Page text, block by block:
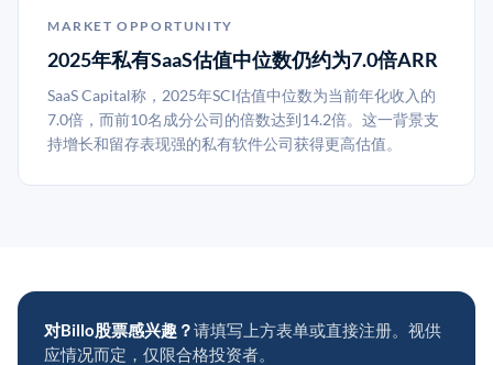
MARKET OPPORTUNITY
2025年私有SaaS估值中位数仍约为7.0倍ARR
SaaS Capital称，2025年SCI估值中位数为当前年化收入的
7.0倍，而前10名成分公司的倍数达到14.2倍。这一背景支
持增长和留存表现强的私有软件公司获得更高估值。
对Billo股票感兴趣？请填写上方表单或直接注册。视供
应情况而定，仅限合格投资者。